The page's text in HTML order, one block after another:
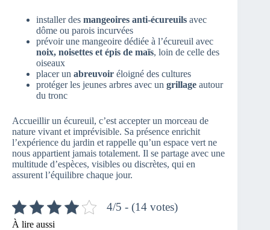
installer des mangeoires anti-écureuils avec
dôme ou parois incurvées
prévoir une mangeoire dédiée à l’écureuil avec
noix, noisettes et épis de maïs, loin de celle des
oiseaux
placer un abreuvoir éloigné des cultures
protéger les jeunes arbres avec un grillage autour
du tronc
Accueillir un écureuil, c’est accepter un morceau de
nature vivant et imprévisible. Sa présence enrichit
l’expérience du jardin et rappelle qu’un espace vert ne
nous appartient jamais totalement. Il se partage avec une
multitude d’espèces, visibles ou discrètes, qui en
assurent l’équilibre chaque jour.
4/5 - (14 votes)
À lire aussi